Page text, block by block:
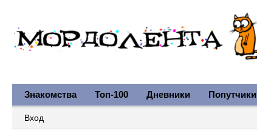
Знакомства Топ-100 Дневники Попутчики
Вход